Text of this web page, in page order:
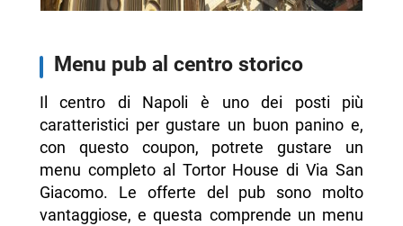
Menu pub al centro storico
Il centro di Napoli è uno dei posti più
caratteristici per gustare un buon panino e,
con questo coupon, potrete gustare un
menu completo al Tortor House di Via San
Giacomo. Le offerte del pub sono molto
vantaggiose, e questa comprende un menu